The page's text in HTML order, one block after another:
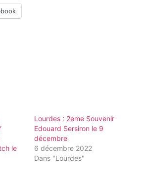
le
Lourdes : 2ème Souvenir
Edouard Sersiron le 9
décembre
6 décembre 2022
Dans "Lourdes"